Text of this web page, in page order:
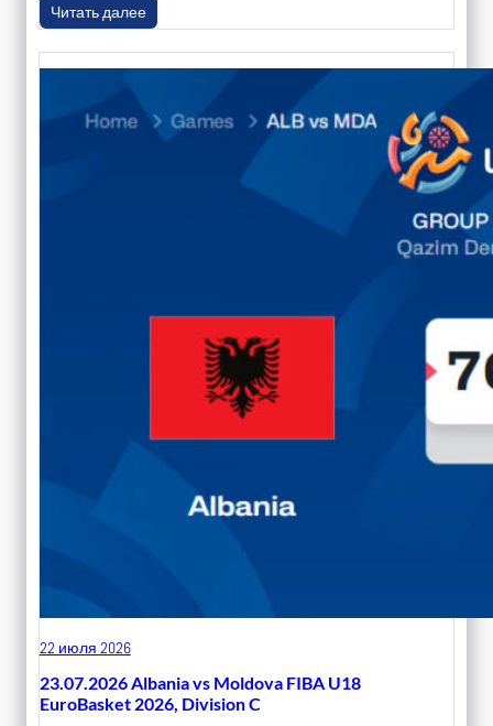
Читать далее
22 июля 2026
23.07.2026 Albania vs Moldova FIBA U18
EuroBasket 2026, Division C